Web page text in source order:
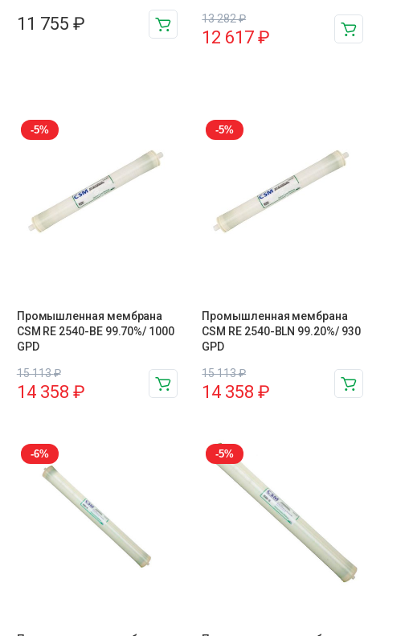
11 755 ₽ 13 282₽
12 617₽
-5%
Промышленная мембрана
CSM RE 2540-BE 99.70%/ 1000
GPD
15 113₽
14 358 ₽
-5%
Промышленная мембрана
CSM RE 2540-BLN 99.20%/ 930
GPD
15 113₽
14 358₽
-6% -5%